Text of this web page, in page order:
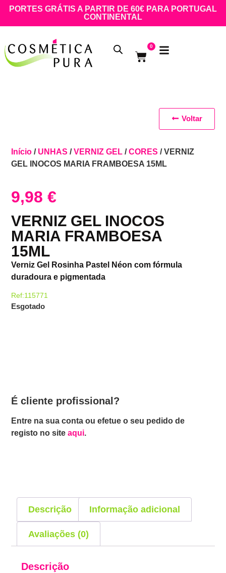
PORTES GRÁTIS A PARTIR DE 60€ PARA PORTUGAL
CONTINENTAL
0
Início / UNHAS /VERNIZ GEL /CORES / VERNIZ
GEL INOCOS MARIA FRAMBOESA 15ML
9,98€
VERNIZ GEL INOCOS
MARIA FRAMBOESA
15ML
Verniz Gel Rosinha Pastel Néon com fórmula
duradoura e pigmentada
Ref:115771
Esgotado
É cliente profissional?
Entre na sua conta ou efetue o seu pedido de
registo no siteaqui.
Voltar
Descrição Informação adicional
Avaliações (0)
Descrição